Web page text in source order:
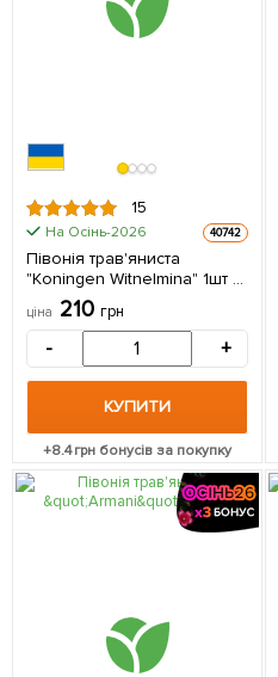
15
На Осінь-2026 40742
Півонія трав'яниста
"Koningen Witnelmina" 1шт в
ціна 210 грн
- +
КУПИТИ
+8.4грн бонусів за покупку